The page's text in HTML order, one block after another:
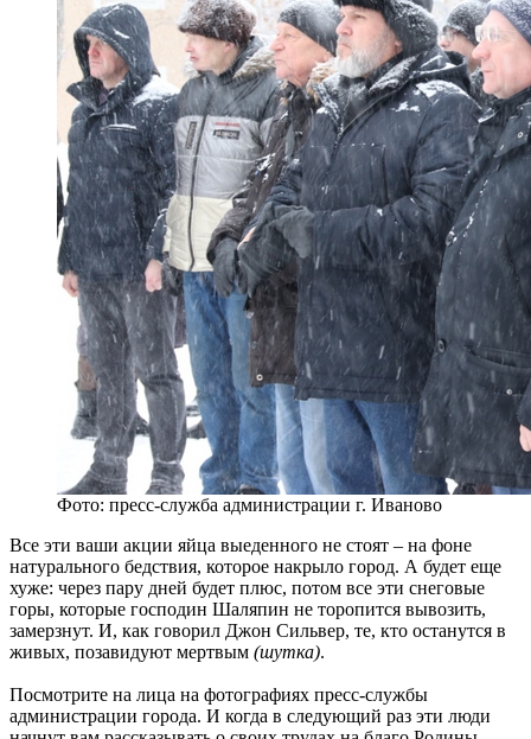
Фото: пресс-служба администрации г. Иваново
Все эти ваши акции яйца выеденного не стоят – на фоне
натурального бедствия, которое накрыло город. А будет еще
хуже: через пару дней будет плюс, потом все эти снеговые
горы, которые господин Шаляпин не торопится вывозить,
замерзнут. И, как говорил Джон Сильвер, те, кто останутся в
живых, позавидуют мертвым (шутка).
Посмотрите на лица на фотографиях пресс-службы
администрации города. И когда в следующий раз эти люди